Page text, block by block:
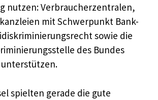
nutzen: Verbraucherzentralen,
mit Schwerpunkt Bank-
sowie die
des Bundes
spielten gerade die gute